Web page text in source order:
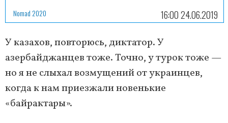
Nomad 2020 16:00 24.06.2019
У казахов, повторюсь, диктатор. У
азербайджанцев тоже. Точно, у турок тоже —
но я не слыхал возмущений от украинцев,
когда к нам приезжали новенькие
«байрактары».